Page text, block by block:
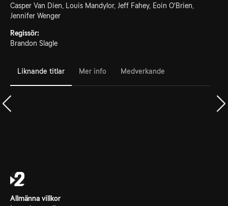
Casper Van Dien, Louis Mandylor, Jeff Fahey, Eoin O'Brien,
Jennifer Wenger
Regissör:
Brandon Slagle
Liknande titlar Mer info Medverkande
Allmänna villkor